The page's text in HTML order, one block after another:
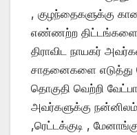
, குழந்தைகளுக்கு
எண்ணற்ற திட்டங்களை
திராவிட நாயகர்
சாதனைகளை
தொகுதி வெற்றி
அவர்களுக்கு
,ரெட்டக்குடி ,